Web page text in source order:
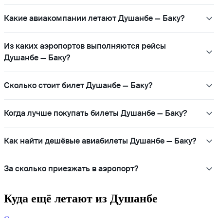
Какие авиакомпании летают Душанбе — Баку?
Из каких аэропортов выполняются рейсы
Душанбе — Баку?
Сколько стоит билет Душанбе — Баку?
Когда лучше покупать билеты Душанбе — Баку?
Как найти дешёвые авиабилеты Душанбе — Баку?
За сколько приезжать в аэропорт?
Куда ещё летают из Душанбе